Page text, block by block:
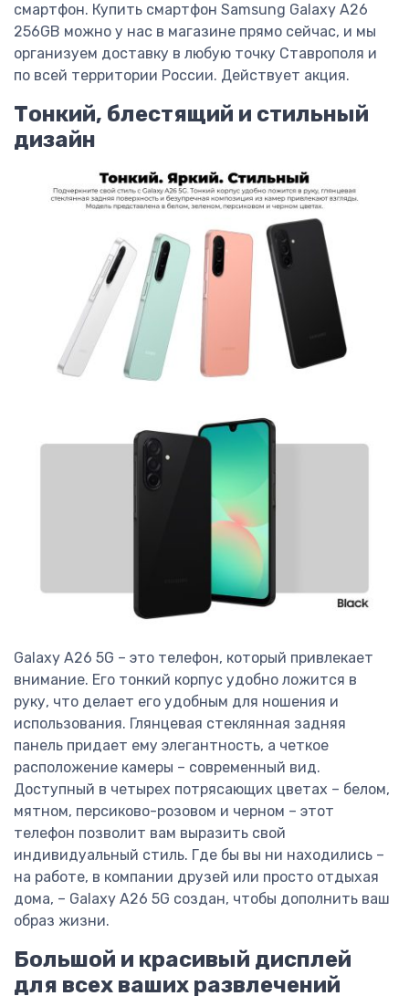
смартфон. Купить смартфон Samsung Galaxy A26
256GB можно у нас в магазине прямо сейчас, и мы
организуем доставку в любую точку Ставрополя и
по всей территории России. Действует акция.
Тонкий, блестящий и стильный
дизайн
Galaxy A26 5G – это телефон, который привлекает
внимание. Его тонкий корпус удобно ложится в
руку, что делает его удобным для ношения и
использования. Глянцевая стеклянная задняя
панель придает ему элегантность, а четкое
расположение камеры – современный вид.
Доступный в четырех потрясающих цветах – белом,
мятном, персиково-розовом и черном – этот
телефон позволит вам выразить свой
индивидуальный стиль. Где бы вы ни находились –
на работе, в компании друзей или просто отдыхая
дома, – Galaxy A26 5G создан, чтобы дополнить ваш
образ жизни.
Большой и красивый дисплей
для всех ваших развлечений